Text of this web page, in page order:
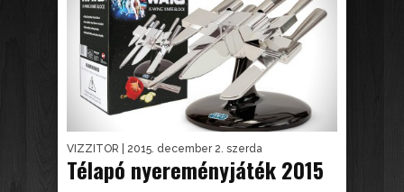
VIZZITOR | 2015. december 2. szerda
Télapó nyereményjáték 2015